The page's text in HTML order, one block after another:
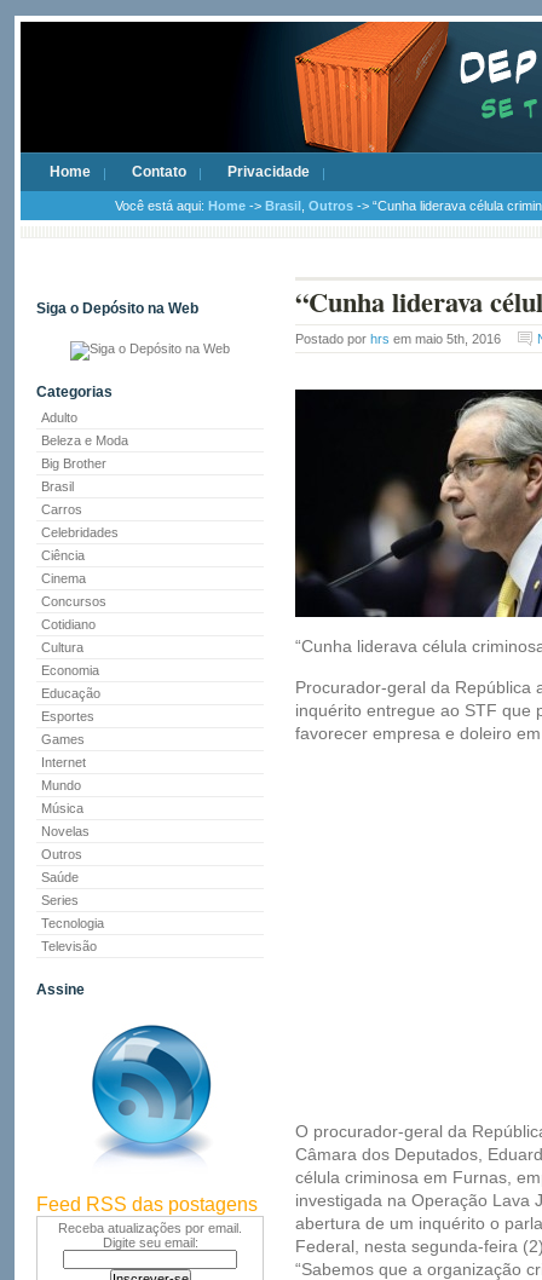
Home Contato Privacidade
Você está aqui: Home -> Brasil Outros -> “Cunha liderava célula
Siga o Depósito na Web
Categorias
Adulto
Beleza e Moda
Big Brother
Brasil
Carros
Celebridades
Ciência
Cinema
Concursos
Cotidiano
Cultura
Economia
Educação
Esportes
Games
Internet
Mundo
Música
Novelas
Outros
Saúde
Series
Tecnologia
Televisão
Assine
Feed RSS das postagens
Receba atualizações por email.
Digite seu email:
“Cunha liderava
Postado por hrs em maio 5th, 2016
“Cunha liderava célula
Procurador-geral da República
inquérito entregue ao STF que
favorecer empresa e doleiro
O procurador-geral da
Câmara dos Deputados,
célula criminosa em Furnas,
investigada na Operação Lava
abertura de um inquérito o
Federal, nesta segunda-feira
“Sabemos que a organização